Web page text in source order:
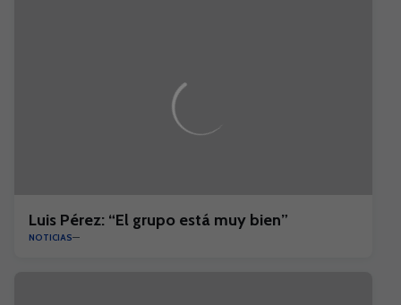
Luis Pérez: “El grupo está muy bien”
NOTICIAS